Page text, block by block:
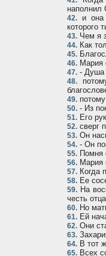
наполнил
42. и она
которого
43. Чем я
44. Как
45.
46. Мария
47. - Душа
48.
49.
50. - Из
51. Его
52. сверг
53. Он
54. - Он
55. Помня
56. Мария
57. Когда
58. Ее
59. На
честь
60. Но
61. Ей
62. Они
63.
64. В тот
65. Всех